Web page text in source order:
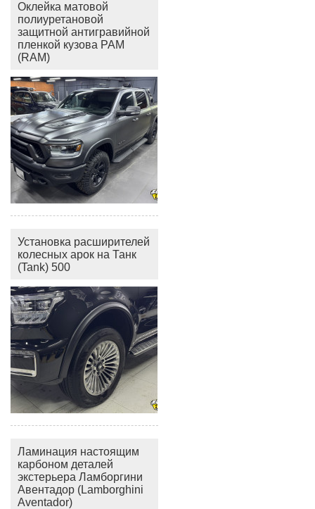
Оклейка матовой
полиуретановой
защитной антигравийной
пленкой кузова РАМ
(RAM)
Установка расширителей
колесных арок на Танк
(Tank) 500
Ламинация настоящим
карбоном деталей
экстерьера Ламборгини
Авентадор (Lamborghini
Aventador)